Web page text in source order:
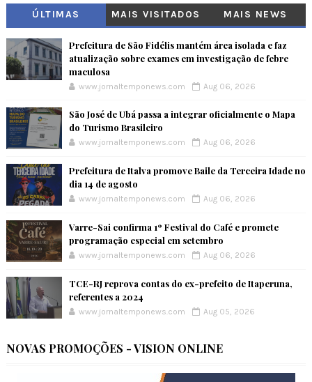
ÚLTIMAS MAIS VISITADOS MAIS NEWS
Prefeitura de São Fidélis mantém área isolada e faz
atualização sobre exames em investigação de febre
maculosa
www.jornaltemponews.com Aug 06, 2026
São José de Ubá passa a integrar oficialmente o Mapa
do Turismo Brasileiro
www.jornaltemponews.com Aug 06, 2026
Prefeitura de Italva promove Baile da Terceira Idade no
dia 14 de agosto
www.jornaltemponews.com Aug 06, 2026
Varre-Sai confirma 1º Festival do Café e promete
programação especial em setembro
www.jornaltemponews.com Aug 06, 2026
TCE-RJ reprova contas do ex-prefeito de Itaperuna,
referentes a 2024
www.jornaltemponews.com Aug 05, 2026
NOVAS PROMOÇÕES - VISION ONLINE